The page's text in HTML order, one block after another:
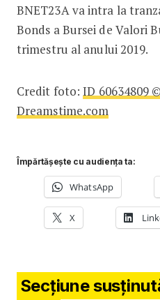
BNET23A va intra la
Bonds a Bursei de Valori
trimestru al anului 2019.
Credit foto:ID 60634809
Dreamstime.com
Împărtășește cu audiența ta:
WhatsApp
X
Secțiune